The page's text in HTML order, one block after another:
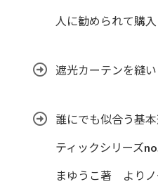
人に勧められて購
遮光カーテンを縫
誰にでも似合う基
ティックシリーズ
まゆうこ著 よりノ